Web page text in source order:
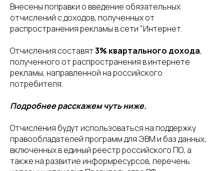
Внесены поправки о введение обязательных
отчислений c доходов, полученных от
распространения рекламы в сети "Интернет.
Отчисления составят3% квартального дохода,
полученного от распространения в интернете
рекламы, направленной на российского
потребителя.
Подробнее расскажем чуть ниже.
Отчисления будут использоваться на поддержку
правообладателей программ для ЭВМ и баз данных,
включенных в единый реестр российского ПО, а
также на развитие информресурсов, перечень